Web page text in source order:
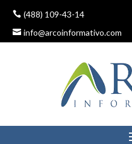
(488) 109-43-14
info@arcoinformativo.com